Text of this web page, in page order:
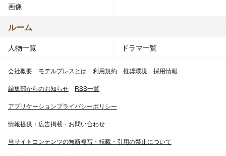
画像
ルーム
人物一覧 ドラマ一覧
会社概要 モデルプレスとは 利用規約 推奨環境 採用情報
編集部からのお知らせ RSS一覧
アプリケーションプライバシーポリシー
情報提供・広告掲載・お問い合わせ
当サイトコンテンツの無断複写・転載・引用の禁止について